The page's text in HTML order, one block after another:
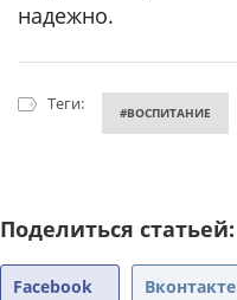
надежно.
Теги: #ВОСПИТАНИЕ
Поделиться статьей:
Facebook Вконтакте